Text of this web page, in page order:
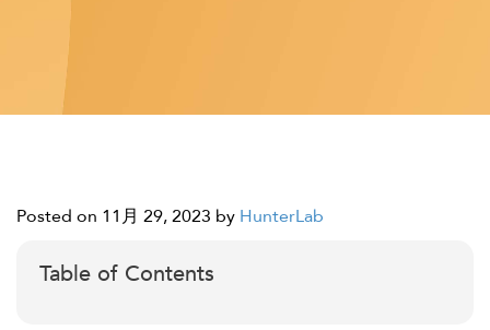
Posted on 11月 29, 2023 by HunterLab
Table of Contents